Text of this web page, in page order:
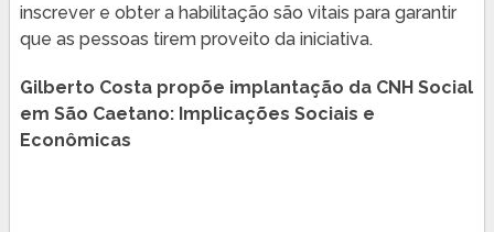
inscrever e obter a habilitação são vitais para garantir
que as pessoas tirem proveito da iniciativa.
Gilberto Costa propõe implantação da CNH Social
em São Caetano: Implicações Sociais e
Econômicas